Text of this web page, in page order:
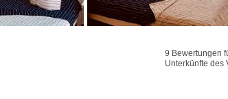
9 Bewertungen
Unterkünfte des